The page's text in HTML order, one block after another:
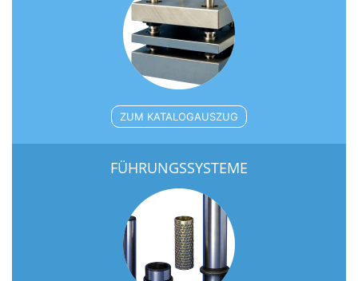
ZUM KATALOGAUSZUG
FÜHRUNGSSYSTEME